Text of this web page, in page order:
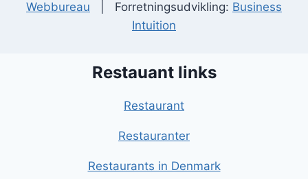
Webbureau | Forretningsudvikling: Business
Intuition
Restauant links
Restaurant
Restauranter
Restaurants in Denmark